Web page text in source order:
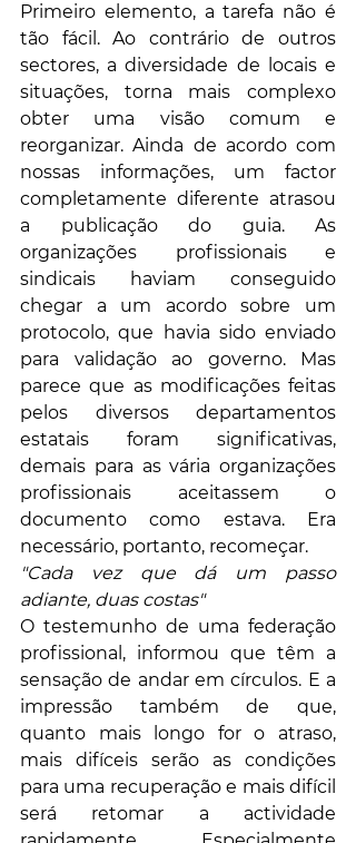
Primeiro elemento, a tarefa não é
tão fácil. Ao contrário de outros
sectores, a diversidade de locais e
situações, torna mais complexo
obter uma visão comum e
reorganizar. Ainda de acordo com
nossas informações, um factor
completamente diferente atrasou
a publicação do guia. As
organizações profissionais e
sindicais haviam conseguido
chegar a um acordo sobre um
protocolo, que havia sido enviado
para validação ao governo. Mas
parece que as modificações feitas
pelos diversos departamentos
estatais foram significativas,
demais para as vária organizações
profissionais aceitassem o
documento como estava. Era
necessário, portanto, recomeçar.
"Cada vez que dá um passo
adiante, duas costas"
O testemunho de uma federação
profissional, informou que têm a
sensação de andar em círculos. E a
impressão também de que,
quanto mais longo for o atraso,
mais difíceis serão as condições
para uma recuperação e mais difícil
será retomar a actividade